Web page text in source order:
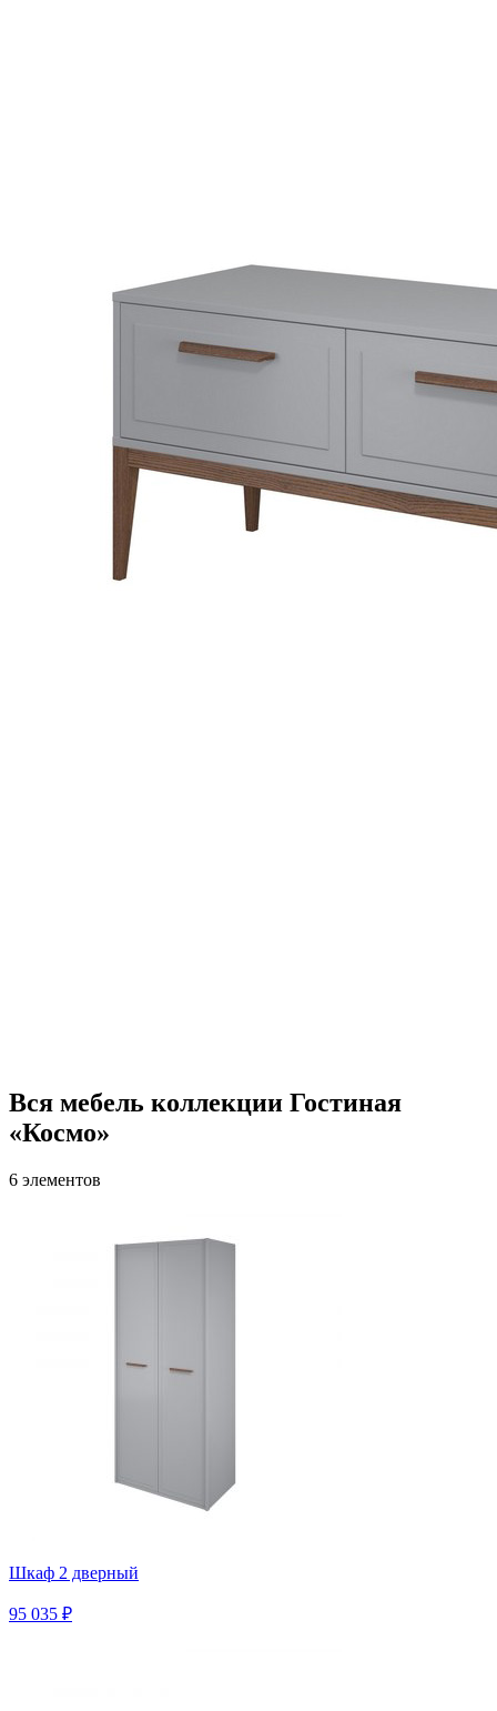
Вся мебель коллекции Гостиная
«Космо»
6 элементов
Шкаф 2 дверный
95 035 ₽